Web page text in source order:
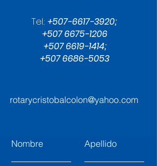
Tel.: +507-6617-3920;
+507 6675-1206
+507 6619-1414;
+507 6686-5053
rotarycristobalcolon@yahoo.com
Nombre Apellido